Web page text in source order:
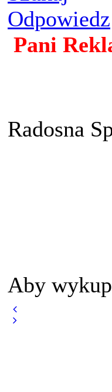
Odpowiedz
Pani
Radosna
Aby